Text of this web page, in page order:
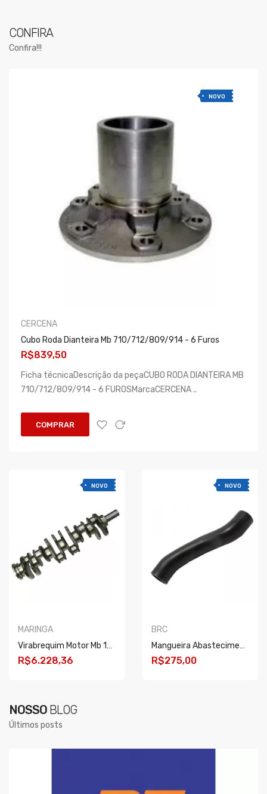
CONFIRA
Confira!!!
NOVO
CERCENA
Cubo Roda Dianteira Mb 710/712/809/914 - 6 Furos
R$839,50
Ficha técnicaDescrição da peçaCUBO RODA DIANTEIRA MB
710/712/809/914 - 6 FUROSMarcaCERCENA ..
COMPRAR
NOVO
MARINGA
Virabrequim Motor Mb 1418/1618/1620/1621/366 S/engrenagem
R$6.228,36
NOVO
BRC
Mangueira Abastecimento Radiador Daf Xf/cf/xf 20/..
R$275,00
NOSSO BLOG
Últimos posts